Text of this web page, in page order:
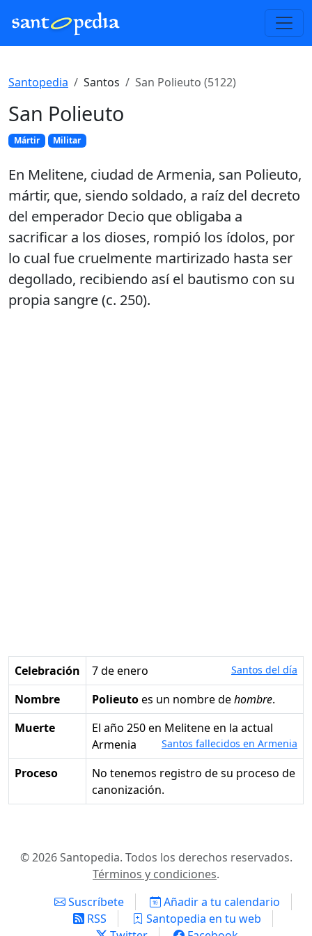
Santopedia Santos San Polieuto (5122)
San Polieuto
Mártir Militar
En Melitene, ciudad de Armenia, san Polieuto,
mártir, que, siendo soldado, a raíz del decreto
del emperador Decio que obligaba a
sacrificar a los dioses, rompió los ídolos, por
lo cual fue cruelmente martirizado hasta ser
degollado, recibiendo así el bautismo con su
propia sangre (c. 250).
Celebración 7 de enero Santos del día
Nombre Polieutoes un nombre dehombre.
Muerte
el año 250 en Melitene en la actual
Armenia
Santos fallecidos en Armenia
Proceso
No tenemos registro de su proceso de
canonización.
© 2026 Santopedia. Todos los derechos reservados.
Términos y condiciones.
Suscríbete
Añadir a tu calendario
RSS
Santopedia en tu web